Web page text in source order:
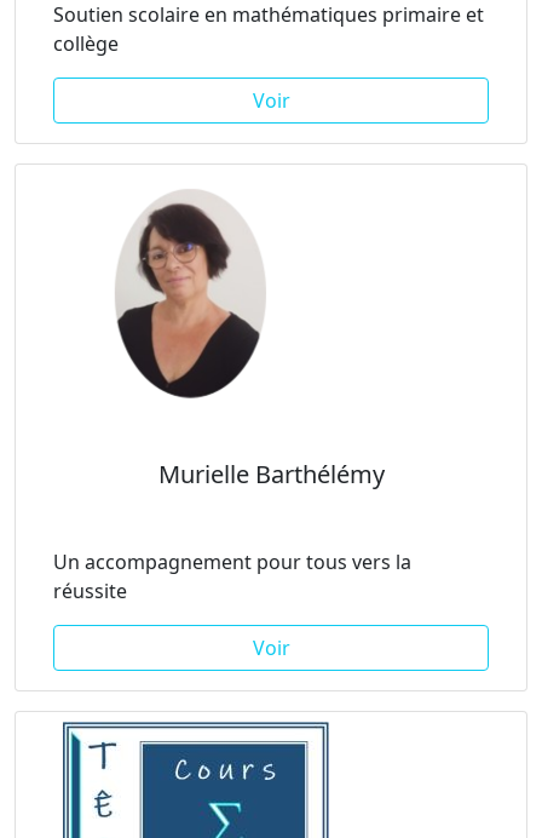
Soutien scolaire en mathématiques primaire et
collège
Voir
Murielle Barthélémy
Un accompagnement pour tous vers la
réussite
Voir